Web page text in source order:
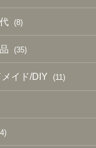
(6)
(19)
(8)
(35)
イド/DIY (11)